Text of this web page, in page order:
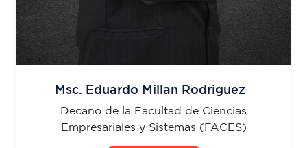
Msc. Eduardo Millan Rodriguez
Decano de la Facultad de Ciencias
Empresariales y Sistemas (FACES)